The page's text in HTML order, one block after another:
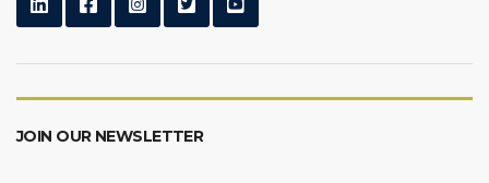
JOIN OUR NEWSLETTER